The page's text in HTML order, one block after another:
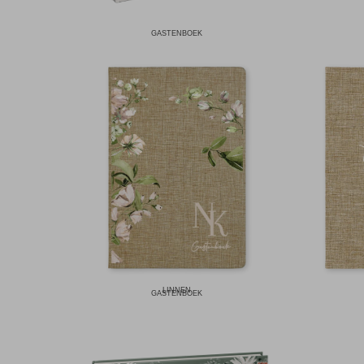
GASTENBOEK
GASTENBOEK
LINNEN